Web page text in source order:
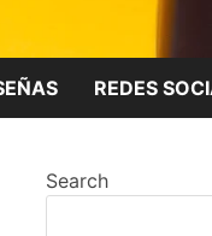
REDES
Search